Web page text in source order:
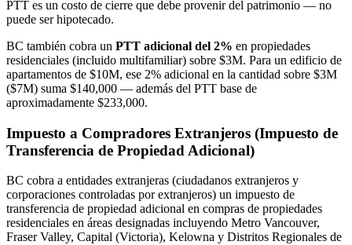
PTT es un costo de cierre que debe provenir del patrimonio — no
puede ser hipotecado.
BC también cobra un PTT adicional del 2% en propiedades
residenciales (incluido multifamiliar) sobre $3M. Para un edificio de
apartamentos de $10M, ese 2% adicional en la cantidad sobre $3M
($7M) suma $140,000 — además del PTT base de
aproximadamente $233,000.
Impuesto a Compradores Extranjeros (Impuesto de
Transferencia de Propiedad Adicional)
BC cobra a entidades extranjeras (ciudadanos extranjeros y
corporaciones controladas por extranjeros) un impuesto de
transferencia de propiedad adicional en compras de propiedades
residenciales en áreas designadas incluyendo Metro Vancouver,
Fraser Valley, Capital (Victoria), Kelowna y Distritos Regionales de